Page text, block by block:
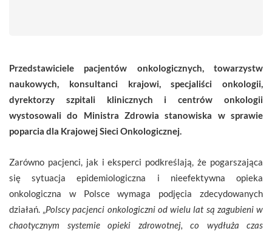
Przedstawiciele pacjentów onkologicznych, towarzystw
naukowych, konsultanci krajowi, specjaliści onkologii,
dyrektorzy szpitali klinicznych i centrów onkologii
wystosowali do Ministra Zdrowia stanowiska w sprawie
poparcia dla Krajowej Sieci Onkologicznej.
Zarówno pacjenci, jak i eksperci podkreślają, że pogarszająca
się sytuacja epidemiologiczna i nieefektywna opieka
onkologiczna w Polsce wymaga podjęcia zdecydowanych
działań. „ Polscy pacjenci onkologiczni od wielu lat są zagubieni w
chaotycznym systemie opieki zdrowotnej, co wydłuża czas